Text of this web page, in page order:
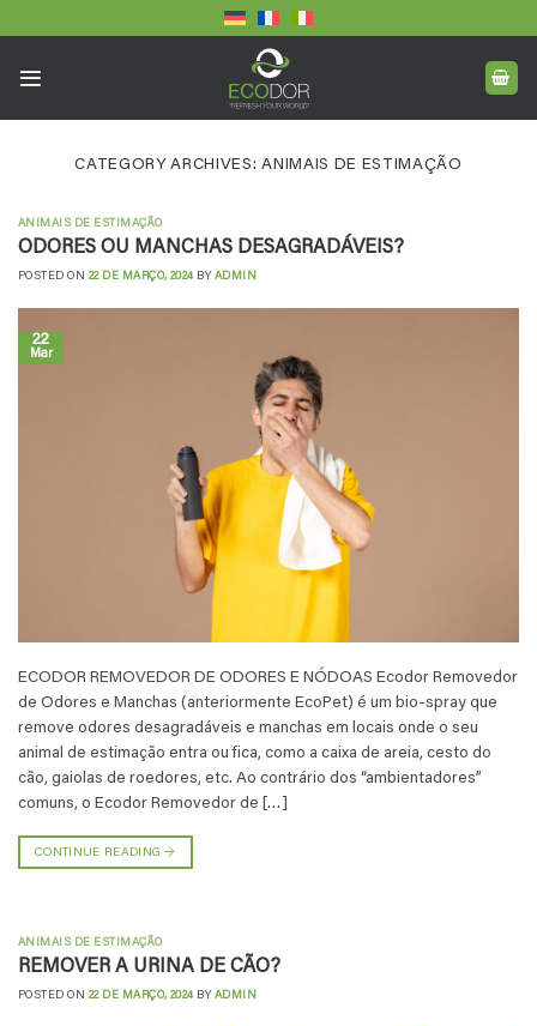
to
CATEGORY ARCHIVES:ANIMAIS DE ESTIMAÇÃO
ANIMAIS DE ESTIMAÇÃO
ODORES OU MANCHAS DESAGRADÁVEIS?
POSTED ON 22 DE MARÇO, 2024 BY ADMIN
22
Mar
ECODOR REMOVEDOR DE ODORES E NÓDOAS Ecodor Removedor
de Odores e Manchas (anteriormente EcoPet) é um bio-spray que
remove odores desagradáveis e manchas em locais onde o seu
animal de estimação entra ou fica, como a caixa de areia, cesto do
cão, gaiolas de roedores, etc. Ao contrário dos “ambientadores”
comuns, o Ecodor Removedor de […]
CONTINUE READING→
ANIMAIS DE ESTIMAÇÃO
REMOVER A URINA DE CÃO?
POSTED ON 22 DE MARÇO, 2024 BY ADMIN